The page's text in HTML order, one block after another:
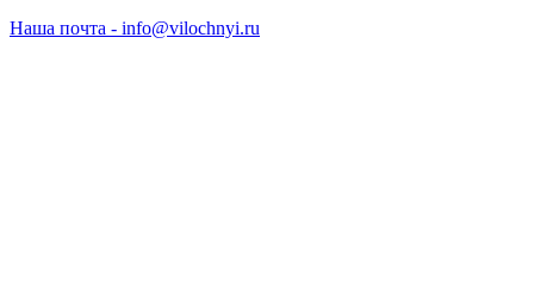
Наша почта - info@vilochnyi.ru